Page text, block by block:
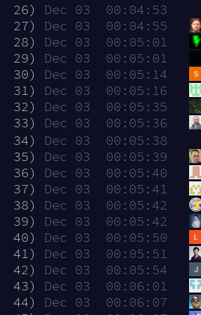
26)
Dec 03  00:04:53
27)
Dec 03  00:04:55
28)
Dec 03  00:05:01
29)
Dec 03  00:05:01
30)
Dec 03  00:05:14
31)
Dec 03  00:05:16
32)
Dec 03  00:05:35
33)
Dec 03  00:05:36
34)
Dec 03  00:05:38
35)
Dec 03  00:05:39
36)
Dec 03  00:05:40
37)
Dec 03  00:05:41
38)
Dec 03  00:05:42
39)
Dec 03  00:05:42
40)
Dec 03  00:05:50
41)
Dec 03  00:05:51
42)
Dec 03  00:05:54
43)
Dec 03  00:06:01
44)
Dec 03  00:06:07